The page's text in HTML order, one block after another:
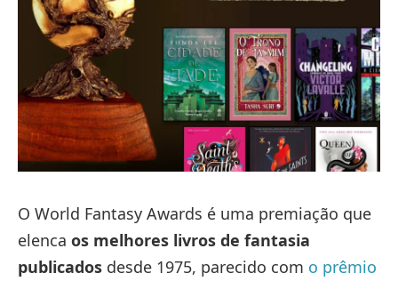
O World Fantasy Awards é uma premiação que
elenca os melhores livros de fantasia
publicados desde 1975, parecido com o prêmio